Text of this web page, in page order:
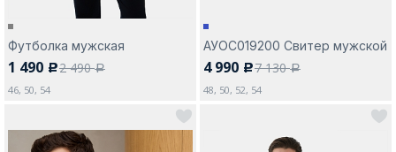
Да, все верно Изменить город
О компании
Футболка мужская
1 490 c2 490a
46, 50, 54
АУОС019200 Свитер мужской
4 990 c7 130a
48, 50, 52, 54